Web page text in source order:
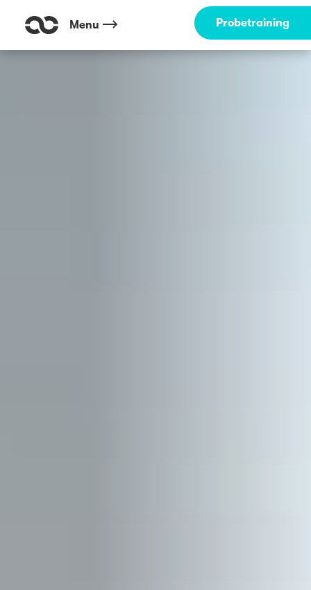
Menu Probetraining
Outdoor Fitness direkt um die Ecke: Betramswiese Frankfurt ☀️